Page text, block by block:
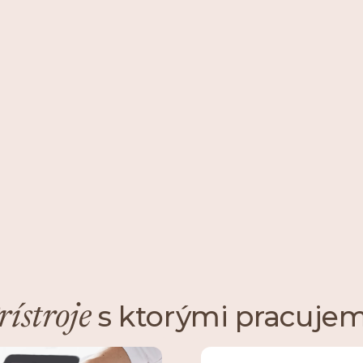
s ktorými